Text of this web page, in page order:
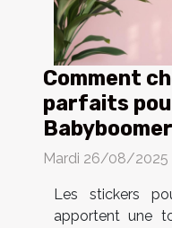
Comment
parfaits
Mardi 26/08/2025
Les stickers
apportent une